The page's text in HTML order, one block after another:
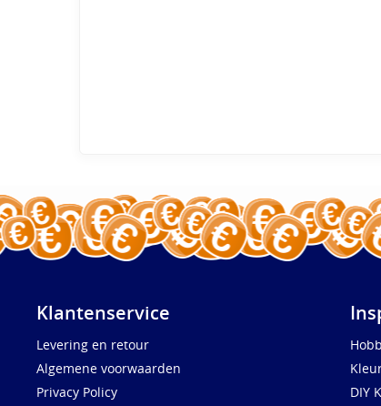
Klantenservice
Levering en retour
Algemene voorwaarden
Privacy Policy
DIY